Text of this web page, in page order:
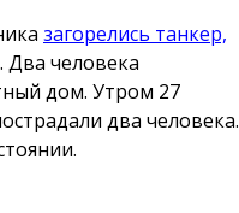
загорелись танкер,
Два человека
дом. Утром 27
два человека.